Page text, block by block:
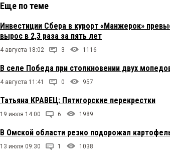
Еще по теме
Инвестиции Сбера в курорт «Манжерок»
вырос в 2,3 раза за пять лет
4 августа 18:02 3 1116
В селе Победа при столкновении двух
4 августа 11:41 0 957
Татьяна КРАВЕЦ: Пятигорские перекрестки
19 июля 14:00 6 1989
В Омской области резко подорожал
13 июля 09:30 1 1038